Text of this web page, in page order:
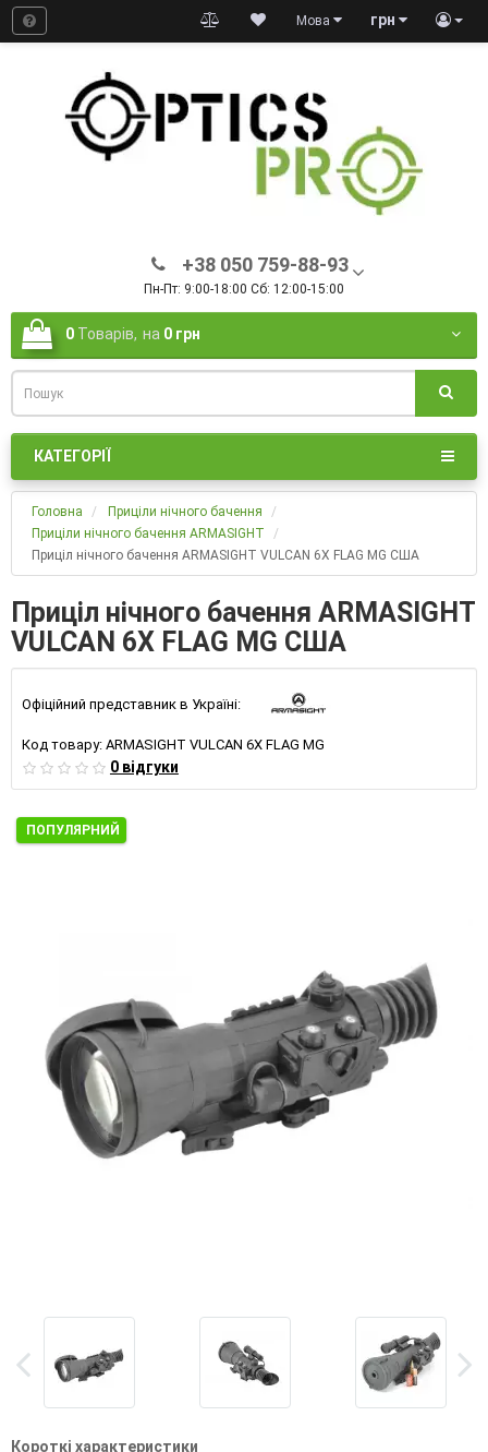
грн
Мова
+38 050 759-88-93
Пн-Пт: 9:00-18:00 Сб: 12:00-15:00
0 Товарів, на 0 грн
КАТЕГОРІЇ
Головна
Приціли нічного бачення
Приціли нічного бачення ARMASIGHT
Приціл нічного бачення ARMASIGHT VULCAN 6X FLAG MG США
Приціл нічного бачення ARMASIGHT
VULCAN 6X FLAG MG США
Офіційний представник в Україні:
Код товару: ARMASIGHT VULCAN 6X FLAG MG
0 відгуки
ПОПУЛЯРНИЙ
Короткі характеристики